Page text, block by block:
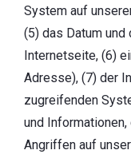
System auf
(5) das Datum
Internetseite, (6)
Adresse), (7) der
zugreifenden
und
Angriffen auf